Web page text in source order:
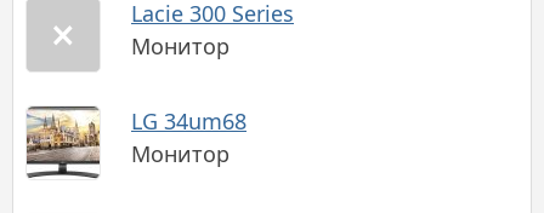
Lacie 300 Series
Монитор
LG 34um68
Монитор